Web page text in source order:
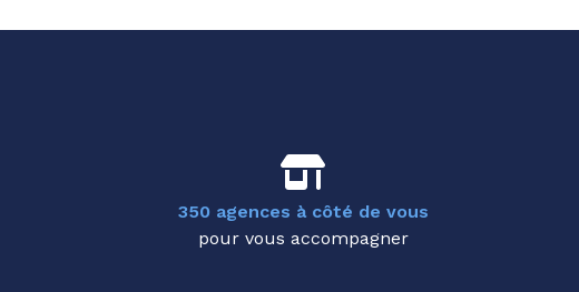
350 agences à côté de vous
pour vous accompagner